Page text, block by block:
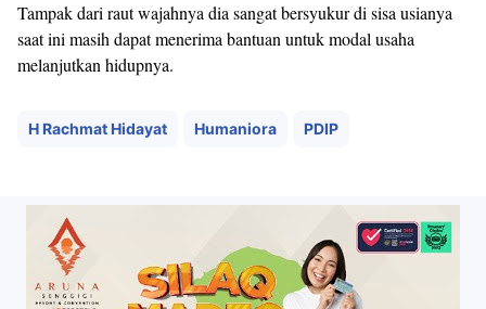
Tampak dari raut wajahnya dia sangat bersyukur di sisa usianya
saat ini masih dapat menerima bantuan untuk modal usaha
melanjutkan hidupnya.
H Rachmat Hidayat Humaniora PDIP